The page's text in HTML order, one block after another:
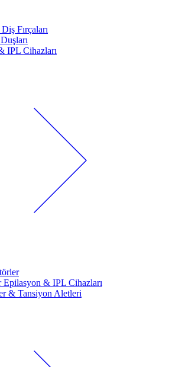
Diş Fırçaları
IPL Cihazları
Epilasyon & IPL Cihazları
& Tansiyon Aletleri